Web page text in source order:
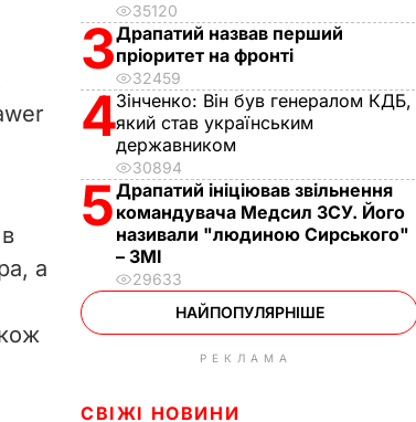
а
35120
3Драпатий назвав перший
пріоритет на фронті
32459
4Зінченко: Він був генералом КДБ,
який став українським
державником
30894
5Драпатий ініціював звільнення
командувача Медсил ЗСУ. Його
називали "людиною Сирського"
– ЗМІ
29633
НАЙПОПУЛЯРНІШЕ
РЕКЛАМА
СВІЖІ НОВИНИ